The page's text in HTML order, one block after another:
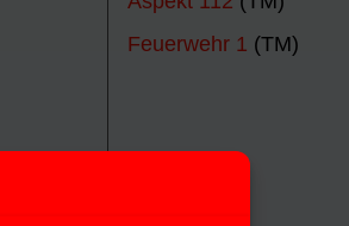
Feuerwehr 1 (TM)